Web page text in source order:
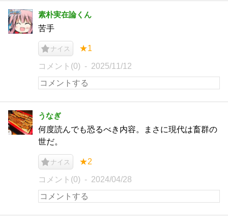
素朴実在論くん
苦手
ナイス ★1
コメント(0) 2025/11/12
うなぎ
何度読んでも恐るべき内容。まさに現代は畜群の
世だ。
ナイス ★2
コメント(0) 2024/04/28